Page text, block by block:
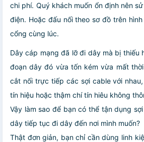
chi phí. Quý khách muốn ổn định nên
điện. Hoặc đấu nối theo sơ đồ trên
cổng cùng lúc.
Dây cáp mạng đã lỡ đi dây mà bị thiếu
đoạn dây đó vừa tốn kém vừa mất
cắt nối trực tiếp các sợi cable với
tín hiệu hoặc thậm chí tín hiêu không
Vậy làm sao để bạn có thể tận dụng
dây tiếp tục đi dây đến nơi mình muốn?
Thật đơn giản, bạn chỉ cần dùng linh